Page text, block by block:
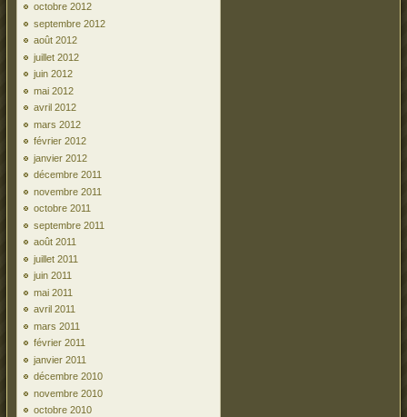
octobre 2012
septembre 2012
août 2012
juillet 2012
juin 2012
mai 2012
avril 2012
mars 2012
février 2012
janvier 2012
décembre 2011
novembre 2011
octobre 2011
septembre 2011
août 2011
juillet 2011
juin 2011
mai 2011
avril 2011
mars 2011
février 2011
janvier 2011
décembre 2010
novembre 2010
octobre 2010